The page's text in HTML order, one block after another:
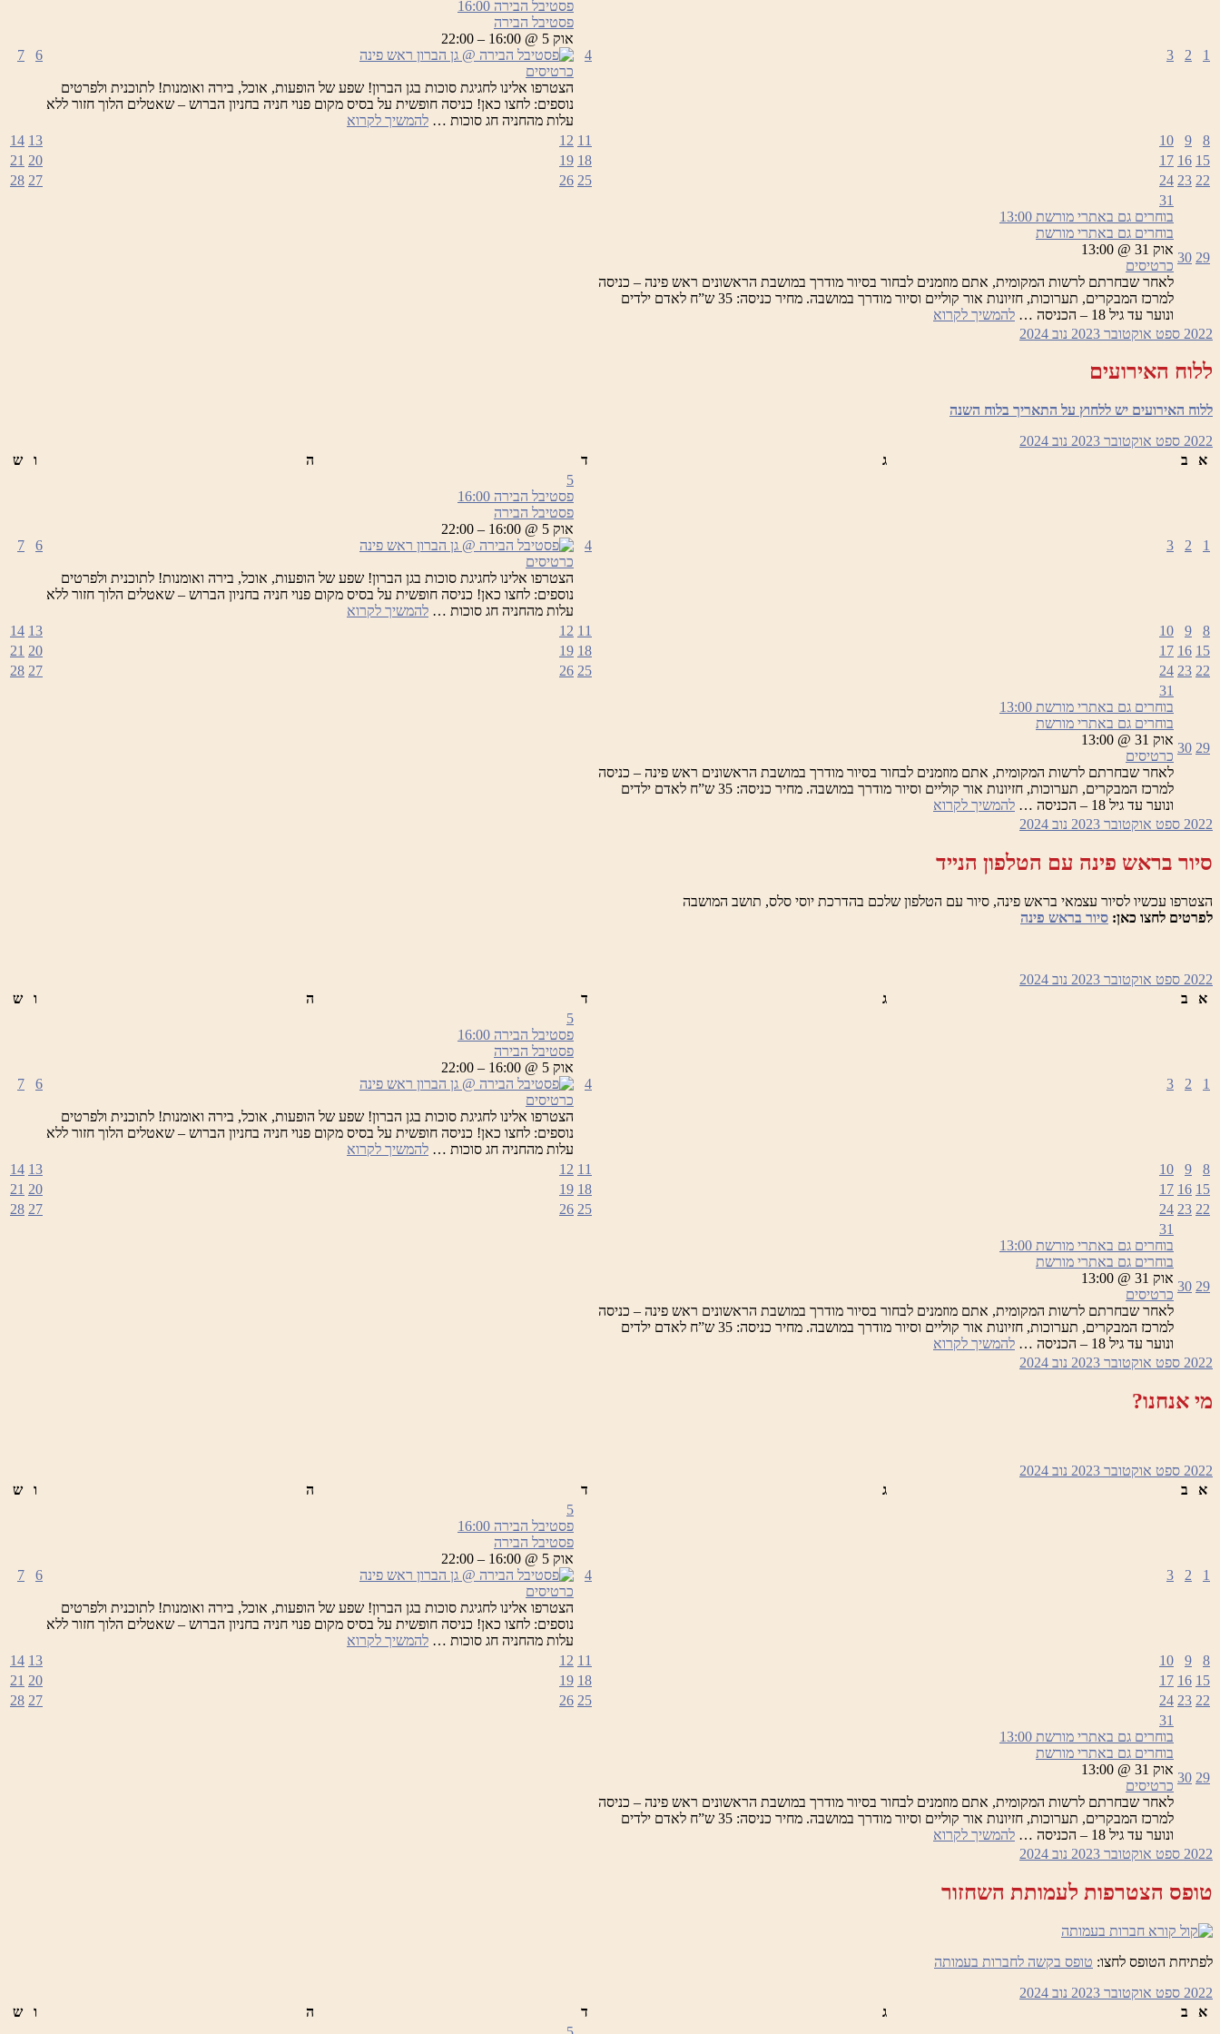
1
2
3
4
פסטיבל הבירה 16:00
פסטיבל הבירה
אוק 5 @ 16:00 – 22:00
כרטיסים
הצטרפו אלינו לחגיגת סוכות בגן הברון! שפע של הופעות, אוכל, בירה ואומנות! לתוכנית ולפרטים
נוספים: לחצו כאן! כניסה חופשית על בסיס מקום פנוי חניה בחניון הברוש – שאטלים הלוך חזור ללא
עלות מהחניה חג סוכות … להמשיך לקרוא
6
7
8
9
10
11
12
13
14
15
16
17
18
19
20
21
22
23
24
25
26
27
28
29
30
31
בוחרים גם באתרי מורשת 13:00
בוחרים גם באתרי מורשת
אוק 31 @ 13:00
כרטיסים
לאחר שבחרתם לרשות המקומית, אתם מוזמנים לבחור בסיור מודרך במושבת הראשונים ראש פינה – כניסה
למרכז המבקרים, תערוכות, חזיונות אור קוליים וסיור מודרך במושבה. מחיר כניסה: 35 ש”ח לאדם ילדים
ונוער עד גיל 18 – הכניסה …
להמשיך לקרוא
2022 ספט אוקטובר 2023 נוב 2024
ללוח האירועים
ללוח האירועים יש ללחוץ על התאריך בלוח השנה
2022 ספט אוקטובר 2023 נוב 2024
א
ב ג ד ה ו ש
1
2
3
4
5
פסטיבל הבירה 16:00
פסטיבל הבירה
אוק 5 @ 16:00 – 22:00
כרטיסים
הצטרפו אלינו לחגיגת סוכות בגן הברון! שפע של הופעות, אוכל, בירה ואומנות! לתוכנית ולפרטים
נוספים: לחצו כאן! כניסה חופשית על בסיס מקום פנוי חניה בחניון הברוש – שאטלים הלוך חזור ללא
עלות מהחניה חג סוכות … להמשיך לקרוא
6
7
8
9
10
11
12
13
14
15
16
17
18
19
20
21
22
23
24
25
26
27
28
29
30
31
בוחרים גם באתרי מורשת 13:00
בוחרים גם באתרי מורשת
אוק 31 @ 13:00
כרטיסים
לאחר שבחרתם לרשות המקומית, אתם מוזמנים לבחור בסיור מודרך במושבת הראשונים ראש פינה – כניסה
למרכז המבקרים, תערוכות, חזיונות אור קוליים וסיור מודרך במושבה. מחיר כניסה: 35 ש”ח לאדם ילדים
ונוער עד גיל 18 – הכניסה …
להמשיך לקרוא
2022 ספט אוקטובר 2023 נוב 2024
סיור בראש פינה עם הטלפון הנייד
הצטרפו עכשיו לסיור עצמאי בראש פינה, סיור עם הטלפון שלכם בהדרכת יוסי סלס, תושב המושבה
לפרטים לחצו כאן: סיור בראש פינה
2022 ספט אוקטובר 2023 נוב 2024
א
ב ג ד ה ו ש
1
2
3
4
5
פסטיבל הבירה 16:00
פסטיבל הבירה
אוק 5 @ 16:00 – 22:00
כרטיסים
הצטרפו אלינו לחגיגת סוכות בגן הברון! שפע של הופעות, אוכל, בירה ואומנות! לתוכנית ולפרטים
נוספים: לחצו כאן! כניסה חופשית על בסיס מקום פנוי חניה בחניון הברוש – שאטלים הלוך חזור ללא
עלות מהחניה חג סוכות … להמשיך לקרוא
6
7
8
9
10
11
12
13
14
15
16
17
18
19
20
21
22
23
24
25
26
27
28
29
30
31
בוחרים גם באתרי מורשת 13:00
בוחרים גם באתרי מורשת
אוק 31 @ 13:00
כרטיסים
לאחר שבחרתם לרשות המקומית, אתם מוזמנים לבחור בסיור מודרך במושבת הראשונים ראש פינה – כניסה
למרכז המבקרים, תערוכות, חזיונות אור קוליים וסיור מודרך במושבה. מחיר כניסה: 35 ש”ח לאדם ילדים
ונוער עד גיל 18 – הכניסה …
להמשיך לקרוא
2022 ספט אוקטובר 2023 נוב 2024
מי אנחנו?
2022 ספט אוקטובר 2023 נוב 2024
א
ב ג ד ה ו ש
1
2
3
4
5
פסטיבל הבירה 16:00
פסטיבל הבירה
אוק 5 @ 16:00 – 22:00
כרטיסים
הצטרפו אלינו לחגיגת סוכות בגן הברון! שפע של הופעות, אוכל, בירה ואומנות! לתוכנית ולפרטים
נוספים: לחצו כאן! כניסה חופשית על בסיס מקום פנוי חניה בחניון הברוש – שאטלים הלוך חזור ללא
עלות מהחניה חג סוכות … להמשיך לקרוא
6
7
8
9
10
11
12
13
14
15
16
17
18
19
20
21
22
23
24
25
26
27
28
29
30
31
בוחרים גם באתרי מורשת 13:00
בוחרים גם באתרי מורשת
אוק 31 @ 13:00
כרטיסים
לאחר שבחרתם לרשות המקומית, אתם מוזמנים לבחור בסיור מודרך במושבת הראשונים ראש פינה – כניסה
למרכז המבקרים, תערוכות, חזיונות אור קוליים וסיור מודרך במושבה. מחיר כניסה: 35 ש”ח לאדם ילדים
ונוער עד גיל 18 – הכניסה …
להמשיך לקרוא
2022 ספט אוקטובר 2023 נוב 2024
טופס הצטרפות לעמותת השחזור
לפתיחת הטופס לחצו: טופס בקשה לחברות בעמותה
2022 ספט אוקטובר 2023 נוב 2024
א
ב ג ד ה ו
ש